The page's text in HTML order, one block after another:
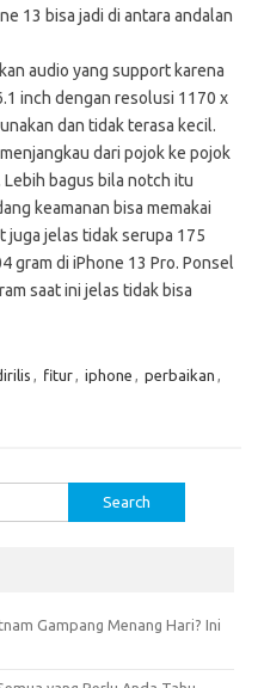
13 bisa jadi di antara andalan
audio yang support karena
inch dengan resolusi 1170 x
dan tidak terasa kecil.
dari pojok ke pojok
bagus bila notch itu
keamanan bisa memakai
juga jelas tidak serupa 175
gram di iPhone 13 Pro. Ponsel
saat ini jelas tidak bisa
, fitur, iphone , perbaikan ,
Gampang Menang Hari? Ini